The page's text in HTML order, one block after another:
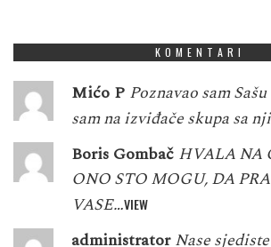
KOMENTARI
Mićo P Poznavao sam
sam na izviđače skupa sa
Boris Gombač HVALA NA
ONO STO MOGU, DA
VASE…VIEW
administrator Nase